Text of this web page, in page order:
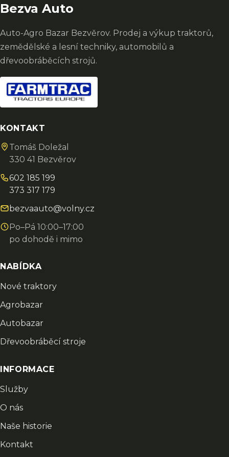
Bezva Auto
Auto-Agro Bazar Bezvěrov. Prodej a výkup traktorů,
zemědělské a lesní techniky, automobilů a
dřevoobráběcích strojů.
KONTAKT
Tomáš Doležal
330 41 Bezvěrov
602 185 199
373 317 179
bezvaauto@volny.cz
Po–Pá 10:00–17:00
po dohodě i mimo
NABÍDKA
Nové traktory
Agrobazar
Autobazar
Dřevoobráběcí stroje
INFORMACE
Služby
O nás
Naše historie
Kontakt